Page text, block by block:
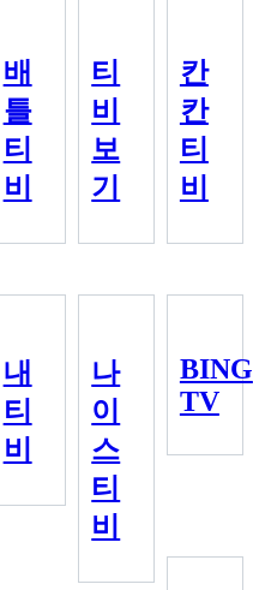
배
틀
티
비
티
비
보
기
칸
칸
티
비
내
티
비
나
이
스
티
비
BING
TV